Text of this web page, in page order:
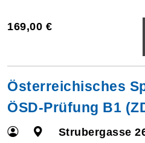
169,00 €
Österreichisches
ÖSD-Prüfung B1
Strubergasse